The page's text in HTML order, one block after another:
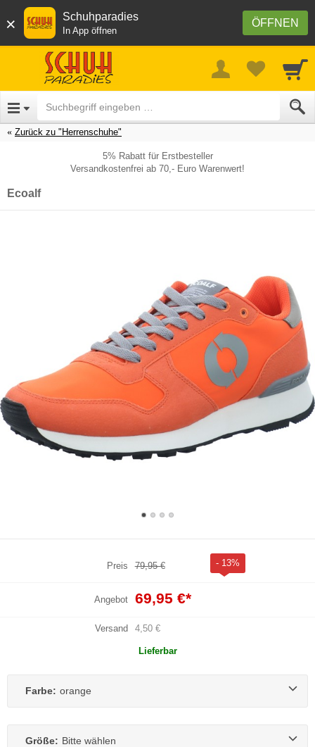
× ÖFFNEN
Schuhparadies
In App öffnen
Zurück zu "Herrenschuhe"
5% Rabatt für Erstbesteller
Versandkostenfrei ab 70,- Euro Warenwert!
Ecoalf
Preis 79,95 € - 13%
Angebot 69,95 €*
Versand 4,50 €
Lieferbar
Farbe: orange
Größe: Bitte wählen